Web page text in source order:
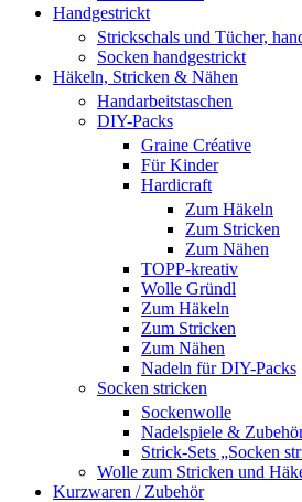
Handgestrickt
Strickschals und Tücher,
Socken handgestrickt
Häkeln, Stricken & Nähen
Handarbeitstaschen
DIY-Packs
Graine Créative
Für Kinder
Hardicraft
Zum Häkeln
Zum Stricken
Zum Nähen
TOPP-kreativ
Wolle Gründl
Zum Häkeln
Zum Stricken
Zum Nähen
Nadeln für DIY-Packs
Socken stricken
Sockenwolle
Nadelspiele &
Strick-Sets „Socken
Wolle zum Stricken und
Kurzwaren / Zubehör